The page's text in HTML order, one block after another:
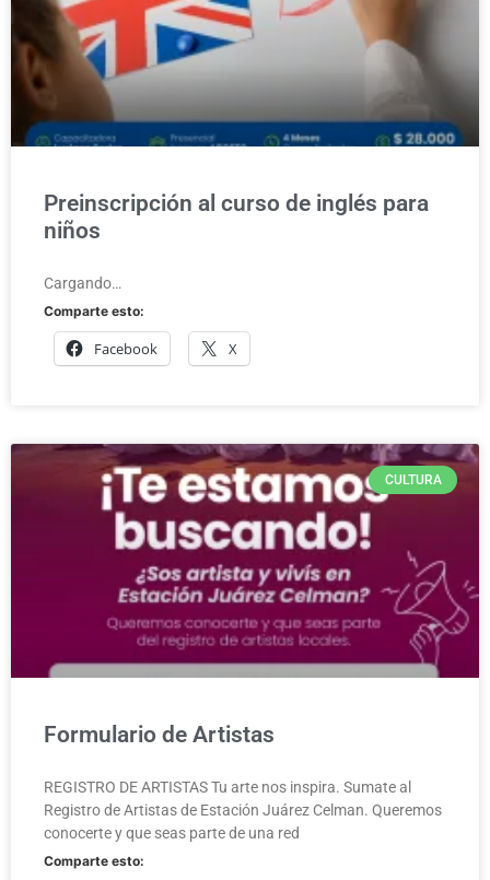
Preinscripción al curso de inglés para
niños
Cargando…
Comparte esto:
Facebook X
CULTURA
Formulario de Artistas
REGISTRO DE ARTISTAS Tu arte nos inspira. Sumate al
Registro de Artistas de Estación Juárez Celman. Queremos
conocerte y que seas parte de una red
Comparte esto: